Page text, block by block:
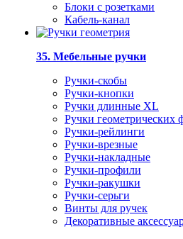
Блоки с розетками
Кабель-канал
35. Мебельные ручки
Ручки-скобы
Ручки-кнопки
Ручки длинные XL
Ручки геометрических
Ручки-рейлинги
Ручки-врезные
Ручки-накладные
Ручки-профили
Ручки-ракушки
Ручки-серьги
Винты для ручек
Декоративные